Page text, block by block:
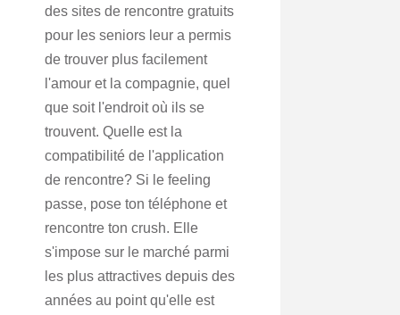
des sites de rencontre gratuits
pour les seniors leur a permis
de trouver plus facilement
l'amour et la compagnie, quel
que soit l'endroit où ils se
trouvent. Quelle est la
compatibilité de l'application
de rencontre? Si le feeling
passe, pose ton téléphone et
rencontre ton crush. Elle
s'impose sur le marché parmi
les plus attractives depuis des
années au point qu'elle est